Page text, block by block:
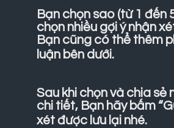
Bạn chọn sao (từ 1 đến
chọn nhiều gợi ý nhận
Bạn cũng có thể thêm
luận bên dưới.
Sau khi chọn và chia sẻ
chi tiết, Bạn hãy bấm
xét được lưu lại nhé.